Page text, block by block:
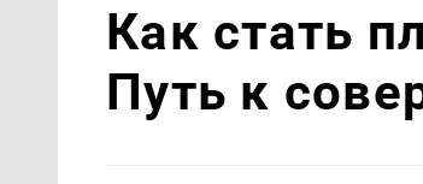
Как стать
Путь к